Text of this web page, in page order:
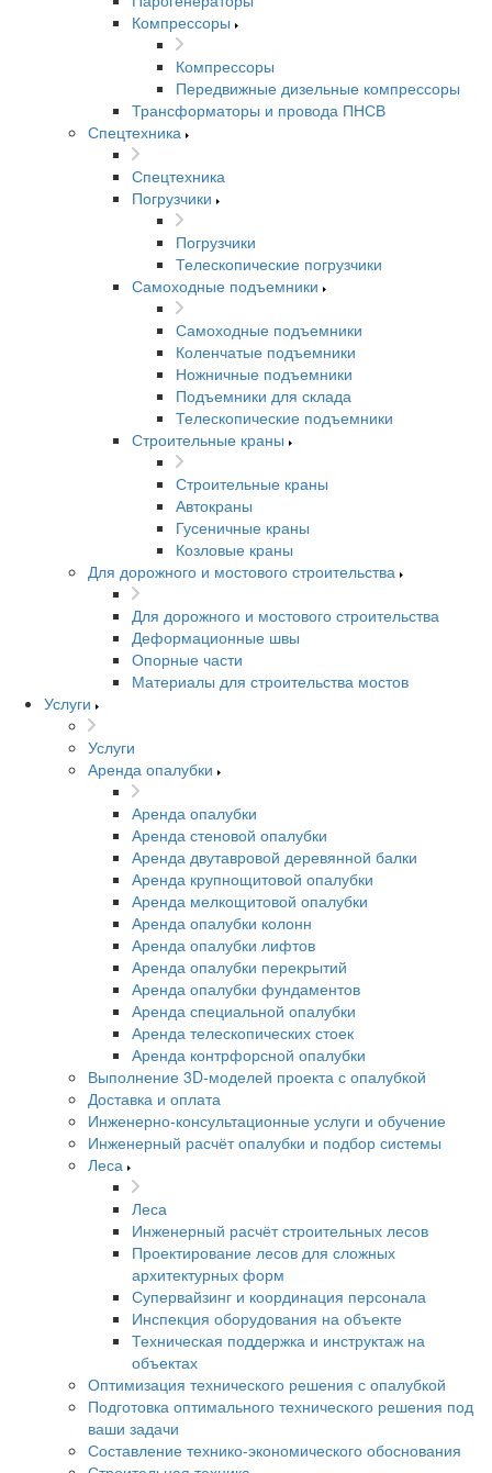
Компрессоры
Компрессоры
Передвижные дизельные компрессоры
Трансформаторы и провода ПНСВ
Спецтехника
Спецтехника
Погрузчики
Погрузчики
Телескопические погрузчики
Самоходные подъемники
Самоходные подъемники
Коленчатые подъемники
Ножничные подъемники
Подъемники для склада
Телескопические подъемники
Строительные краны
Строительные краны
Автокраны
Гусеничные краны
Козловые краны
Для дорожного и мостового строительства
Для дорожного и мостового строительства
Деформационные швы
Опорные части
Материалы для строительства мостов
Услуги
Услуги
Аренда опалубки
Аренда опалубки
Аренда стеновой опалубки
Аренда двутавровой деревянной балки
Аренда крупнощитовой опалубки
Аренда мелкощитовой опалубки
Аренда опалубки колонн
Аренда опалубки лифтов
Аренда опалубки перекрытий
Аренда опалубки фундаментов
Аренда специальной опалубки
Аренда телескопических стоек
Аренда контрфорсной опалубки
Выполнение 3D-моделей проекта с опалубкой
Доставка и оплата
Инженерно-консультационные услуги и обучение
Инженерный расчёт опалубки и подбор системы
Леса
Леса
Инженерный расчёт строительных лесов
Проектирование лесов для сложных
архитектурных форм
Супервайзинг и координация персонала
Инспекция оборудования на объекте
Техническая поддержка и инструктаж на
объектах
Оптимизация технического решения с опалубкой
Подготовка оптимального технического решения под
ваши задачи
Составление технико-экономического обоснования